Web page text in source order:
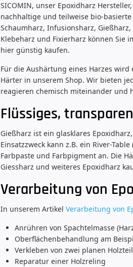
SICOMIN, unser Epoxidharz
nachhaltige und teilweise bio-basierte
Schaumharz, Infusionsharz,
Klebeharz und Fixierharz können Sie
hier günstig kaufen.
Für die Aushärtung eines Harzes
Härter in unserem Shop. Wir bieten
reagieren chemisch miteinander und
Flüssiges,
Gießharz ist ein glasklares
Einsatzzweck kann z.B. ein River-
Farbpaste und Farbpigment an. Die
Giessharz und weiteres Epoxidharz
Verarbeitung von
In unserem Artikel Verarbeitung von
Anrühren von Spachtelmasse
Oberflächenbehandlung am
Verkleben von zwei planen
Reparatur einer Holzreling